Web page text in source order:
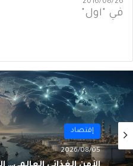
2016/08/26
في "أول"
أول
2026/08/02
من الغاز إلى الجغرافيا